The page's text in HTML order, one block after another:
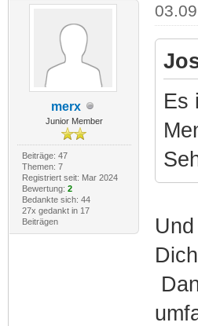
merx
Junior Member
Beiträge: 47
Themen: 7
Registriert seit: Mar 2024
Bewertung: 2
Bedankte sich: 44
27x gedankt in 17
Beiträgen
Es